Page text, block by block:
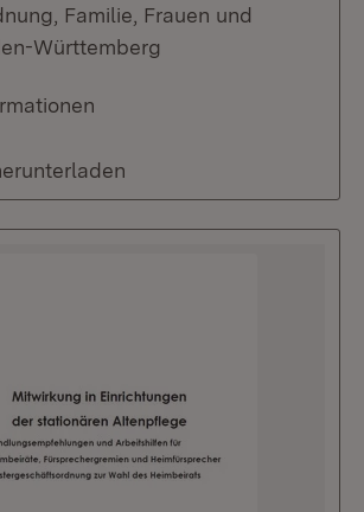
Familie, Frauen und
Württemberg